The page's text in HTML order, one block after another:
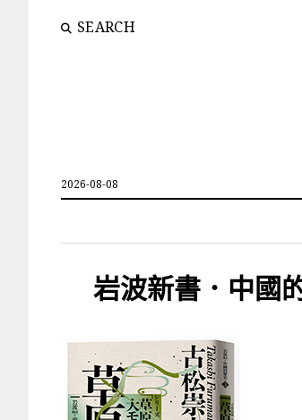
SEARCH
2026-08-08
岩波新書．中國